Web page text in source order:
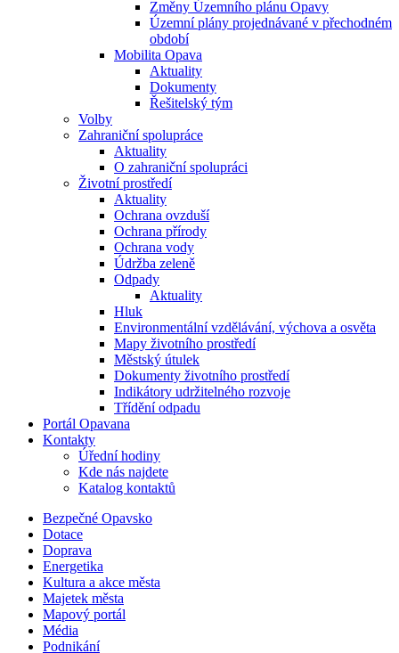
Změny Územního plánu Opavy
Územní plány projednávané v přechodném
období
Mobilita Opava
Aktuality
Dokumenty
Řešitelský tým
Volby
Zahraniční spolupráce
Aktuality
O zahraniční spolupráci
Životní prostředí
Aktuality
Ochrana ovzduší
Ochrana přírody
Ochrana vody
Údržba zeleně
Odpady
Aktuality
Hluk
Environmentální vzdělávání, výchova a osvěta
Mapy životního prostředí
Městský útulek
Dokumenty životního prostředí
Indikátory udržitelného rozvoje
Třídění odpadu
Portál Opavana
Kontakty
Úřední hodiny
Kde nás najdete
Katalog kontaktů
Bezpečné Opavsko
Dotace
Doprava
Energetika
Kultura a akce města
Majetek města
Mapový portál
Média
Podnikání